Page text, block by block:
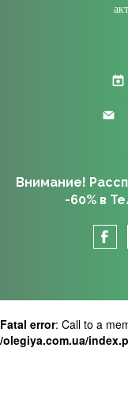
Внимание!
-60% в
Fatal error: Call to a
/olegiya.com.ua/